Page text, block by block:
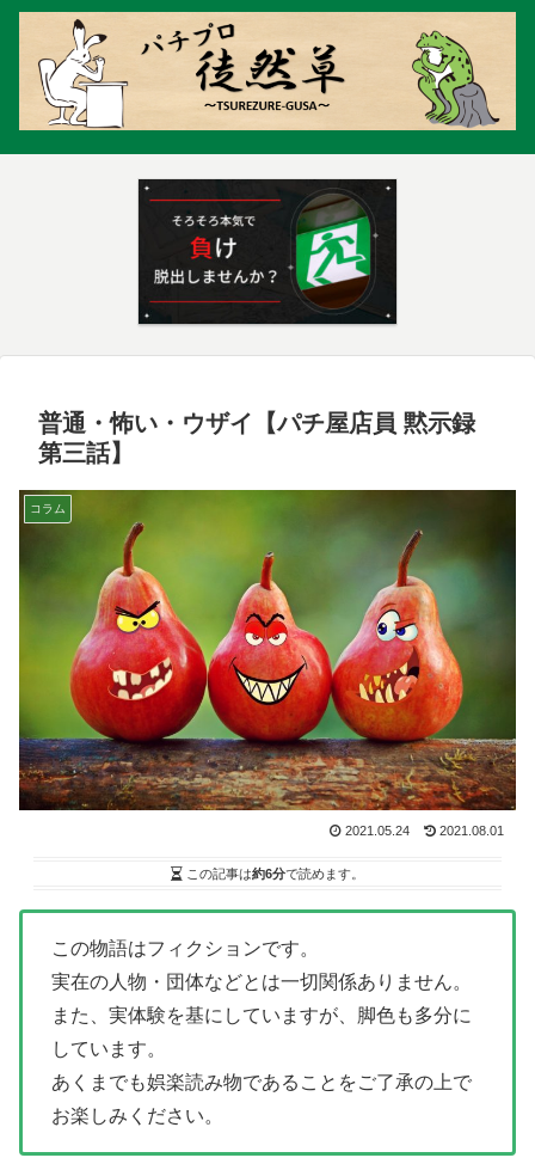
普通・怖い・ウザイ【パチ屋店員 黙示録
第三話】
コラム
2021.05.24 2021.08.01
この記事は約6分で読めます。
この物語はフィクションです。
実在の人物・団体などとは一切関係ありません。
また、実体験を基にしていますが、脚色も多分に
しています。
あくまでも娯楽読み物であることをご了承の上で
お楽しみください。